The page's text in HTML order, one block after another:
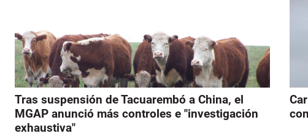
Tras suspensión de Tacuarembó a China, el
MGAP anunció más controles e "investigación
exhaustiva"